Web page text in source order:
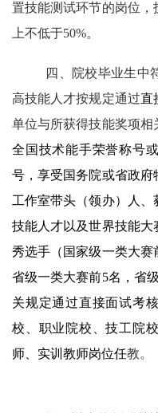
置技能测试环节的岗位，
上不低于50%。
四、院校毕业生中
高技能人才按规定通过直
单位与所获得技能奖项相
全国技术能手荣誉称号
号，享受国务院或省政
工作室带头（领办）
人、
技能人才以及世界技能大
秀选手（国家级一类大赛
省级一类大赛前5名 ， 省级
关规定通过直接面试考核
校、职业院校、技工院
师 、实训教师岗位任教。